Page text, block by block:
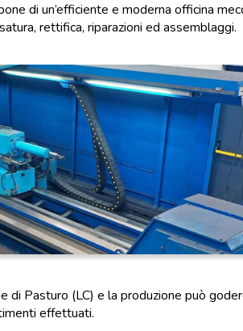
di un’efficiente e moderna officina
rettifica, riparazioni ed assemblaggi.
Pasturo (LC) e la produzione può
effettuati.